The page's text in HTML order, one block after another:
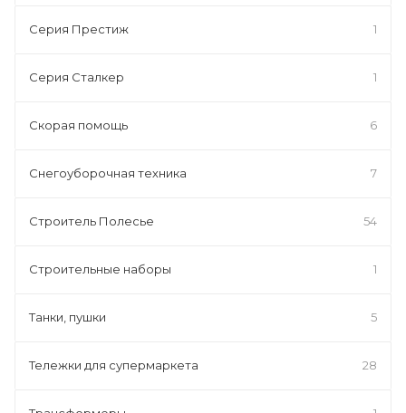
Серия Престиж 1
Серия Сталкер 1
Скорая помощь 6
Снегоуборочная техника 7
Строитель Полесье 54
Строительные наборы 1
Танки, пушки 5
Тележки для супермаркета 28